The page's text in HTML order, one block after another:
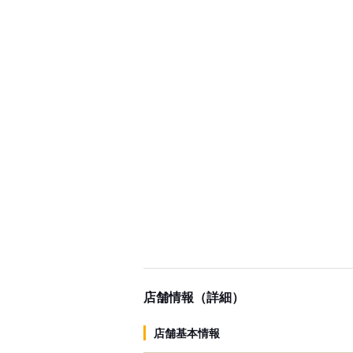
店舗情報（詳細）
店舗基本情報